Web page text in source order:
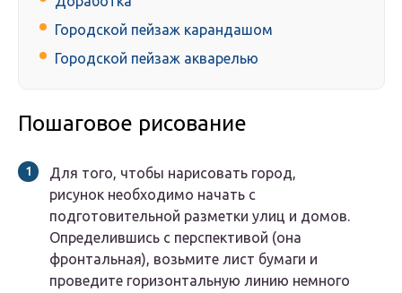
Городской пейзаж карандашом
Городской пейзаж акварелью
Пошаговое рисование
Для того, чтобы нарисовать город,
рисунок необходимо начать с
подготовительной разметки улиц и домов.
Определившись с перспективой (она
фронтальная), возьмите лист бумаги и
проведите горизонтальную линию немного